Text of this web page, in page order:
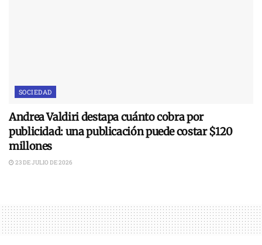
SOCIEDAD
Andrea Valdiri destapa cuánto cobra por
publicidad: una publicación puede costar $120
millones
23 DE JULIO DE 2026